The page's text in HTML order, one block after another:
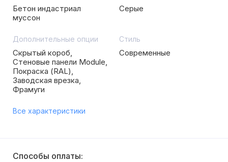
Бетон индастриал
муссон
Серые
Дополнительные опции
Скрытый короб,
Стеновые панели Module,
Покраска (RAL),
Заводская врезка,
Фрамуги
Стиль
Современные
Все характеристики
Способы оплаты: